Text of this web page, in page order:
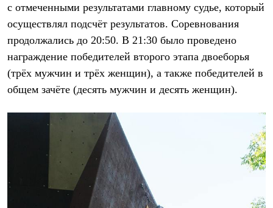
Балаклавы и маски
Повязки
Шарфы
Перчатки и рукавицы
Перчатки
Рукавицы
Носки
В Арктику
с отмеченными результатами главному судье, который
осуществлял подсчёт результатов. Соревнования
продолжались до 20:50. В 21:30 было проведено
награждение победителей второго этапа двоеборья
(трёх мужчин и трёх женщин), а также победителей в
общем зачёте (десять мужчин и десять женщин).